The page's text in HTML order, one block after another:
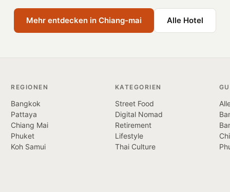
Mehr entdecken in Chiang-mai Alle Hotel
REGIONEN
Bangkok
Pattaya
Chiang Mai
Phuket
Koh Samui
KATEGORIEN
Street Food
Digital Nomad
Retirement
Lifestyle
Thai Culture